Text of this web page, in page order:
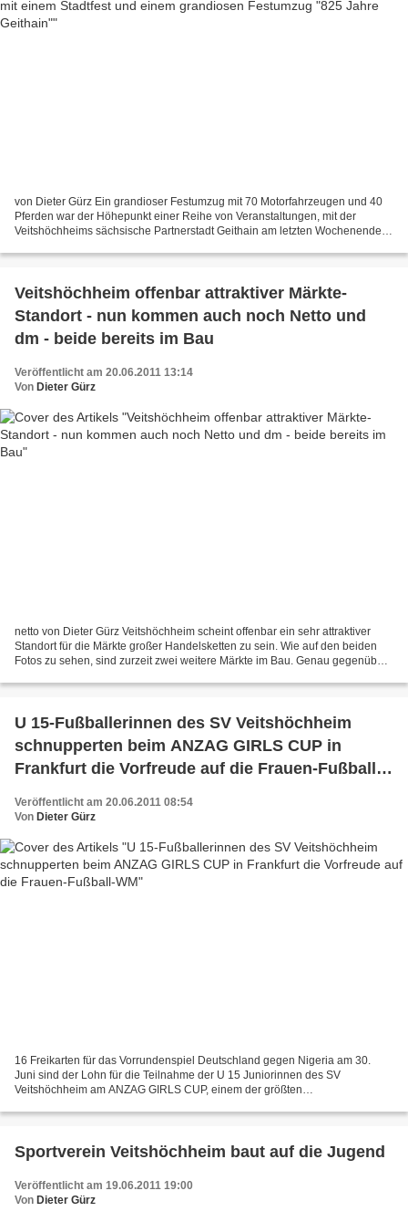
von Dieter Gürz Ein grandioser Festumzug mit 70 Motorfahrzeugen und 40
Pferden war der Höhepunkt einer Reihe von Veranstaltungen, mit der
Veitshöchheims sächsische Partnerstadt Geithain am letzten Wochenende
Veitshöchheim offenbar attraktiver Märkte-
Standort - nun kommen auch noch Netto und
dm - beide bereits im Bau
Veröffentlicht am 20.06.2011 13:14
Von Dieter Gürz
netto von Dieter Gürz Veitshöchheim scheint offenbar ein sehr attraktiver
Standort für die Märkte großer Handelsketten zu sein. Wie auf den beiden
Fotos zu sehen, sind zurzeit zwei weitere Märkte im Bau. Genau gegenüber
U 15-Fußballerinnen des SV Veitshöchheim
schnupperten beim ANZAG GIRLS CUP in
Frankfurt die Vorfreude auf die Frauen-Fußball-
Veröffentlicht am 20.06.2011 08:54
Von Dieter Gürz
16 Freikarten für das Vorrundenspiel Deutschland gegen Nigeria am 30.
Juni sind der Lohn für die Teilnahme der U 15 Juniorinnen des SV
Veitshöchheim am ANZAG GIRLS CUP, einem der größten
Sportverein Veitshöchheim baut auf die Jugend
Veröffentlicht am 19.06.2011 19:00
Von Dieter Gürz